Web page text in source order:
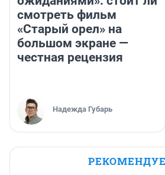
смотреть фильм
«Старый орел» на
большом экране —
честная рецензия
Надежда Губарь